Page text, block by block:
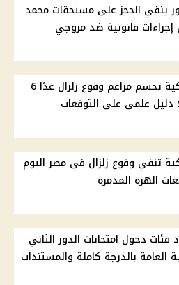
ينفي الحجز على مستحقات محمد
قانونية ضد مروجي
البحوث الفلكية تحسم مزاعم وقوع زلزال غدًا 6
علمي على التوقعات
تنفي وقوع زلزال في مصر اليوم
الهزة المدمرة
فئات دخول امتحانات الدور الثاني
العامة بالدرجة كاملة والمستندات